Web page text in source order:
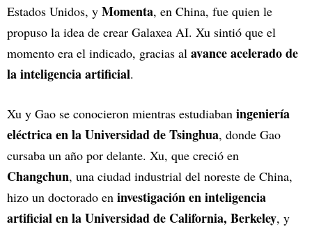
Estados Unidos, y Momenta, en China, fue quien le
propuso la idea de crear Galaxea AI. Xu sintió que el
momento era el indicado, gracias al avance acelerado de
la inteligencia artificial.
Xu y Gao se conocieron mientras estudiaban ingeniería
eléctrica en la Universidad de Tsinghua, donde Gao
cursaba un año por delante. Xu, que creció en
Changchun, una ciudad industrial del noreste de China,
hizo un doctorado en investigación en inteligencia
artificial en la Universidad de California, Berkeley, y